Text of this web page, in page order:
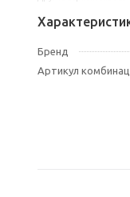
Бренд
Артикул